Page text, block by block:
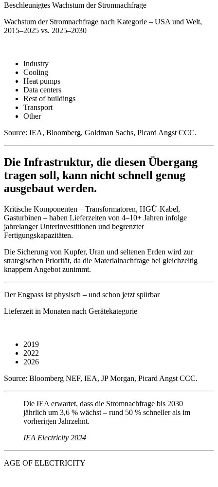
Beschleunigtes Wachstum der Stromnachfrage
Wachstum der Stromnachfrage nach Kategorie – USA und Welt,
2015–2025 vs. 2025–2030
Industry
Cooling
Heat pumps
Data centers
Rest of buildings
Transport
Other
Source: IEA, Bloomberg, Goldman Sachs, Picard Angst CCC.
Die Infrastruktur, die diesen Übergang
tragen soll, kann nicht schnell genug
ausgebaut werden.
Kritische Komponenten – Transformatoren, HGÜ-Kabel,
Gasturbinen – haben Lieferzeiten von 4–10+ Jahren infolge
jahrelanger Unterinvestitionen und begrenzter
Fertigungskapazitäten.
Die Sicherung von Kupfer, Uran und seltenen Erden wird zur
strategischen Priorität, da die Materialnachfrage bei gleichzeitig
knappem Angebot zunimmt.
Der Engpass ist physisch – und schon jetzt spürbar
Lieferzeit in Monaten nach Gerätekategorie
2019
2022
2026
Source: Bloomberg NEF, IEA, JP Morgan, Picard Angst CCC.
Die IEA erwartet, dass die Stromnachfrage bis 2030
jährlich um 3,6 % wächst – rund 50 % schneller als im
vorherigen Jahrzehnt.
IEA Electricity 2024
AGE OF ELECTRICITY